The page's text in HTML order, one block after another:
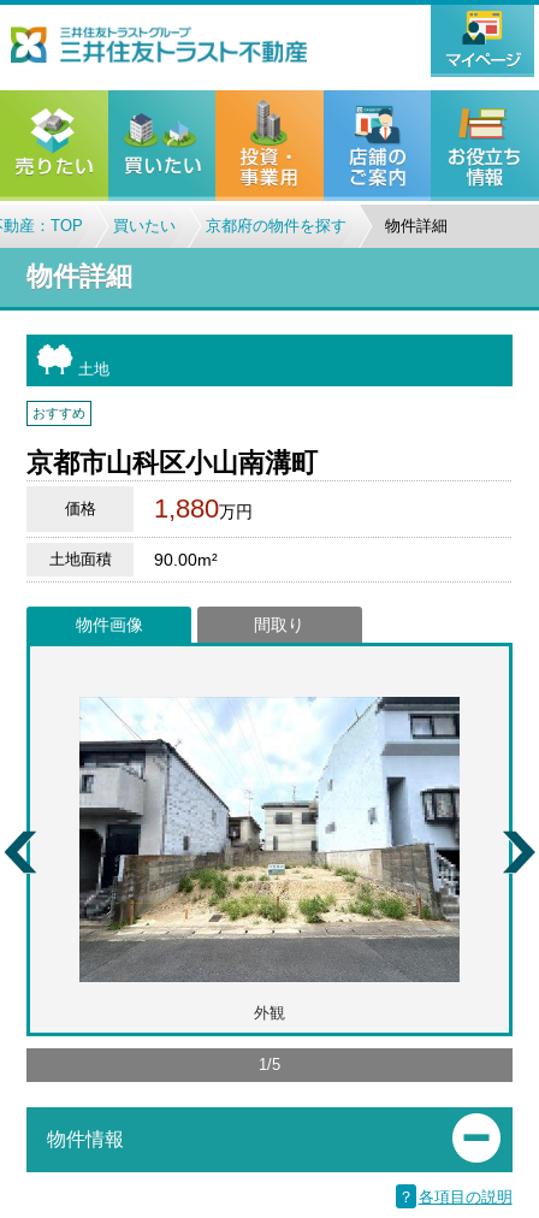
産：TOP 買いたい 京都府の物件を探す 物件詳細
物件詳細
土地
おすすめ
京都市山科区小山南溝町
価格 1,880万円
土地面積 90.00m²
物件画像 間取り
外観
1/5
物件情報
？ 各項目の説明